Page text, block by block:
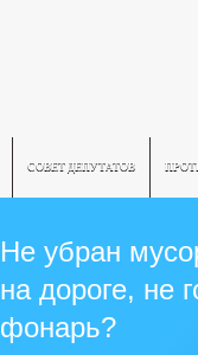
СОВЕТ ДЕПУТАТОВ
Не убран
на дороге, не
фонарь?